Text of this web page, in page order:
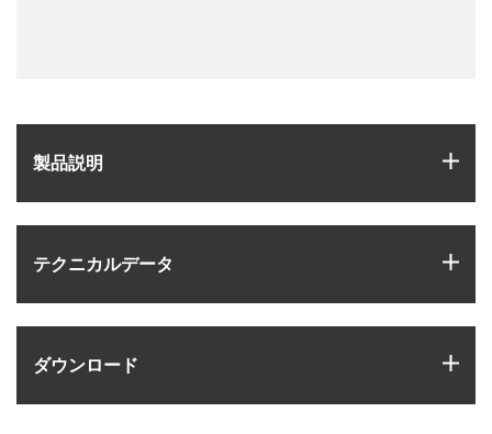
製品説明
テクニカルデータ
ダウンロード